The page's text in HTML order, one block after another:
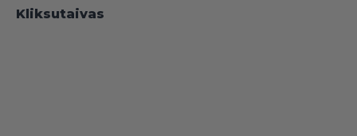
Kliksutaivas